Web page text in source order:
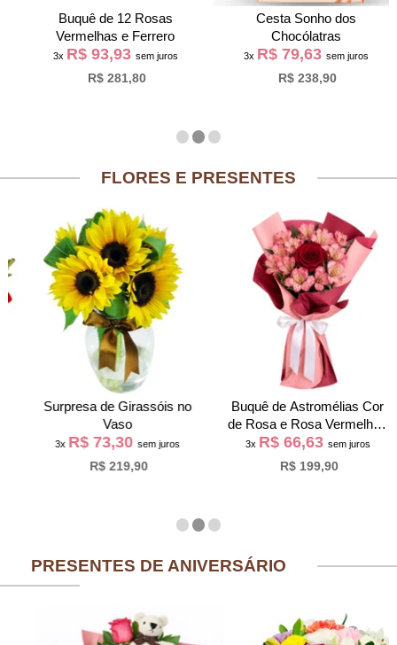
Buquê de 12 Rosas
Vermelhas e Ferrero
3xR$ 93,93sem juros
R$ 281,80
Cesta Sonho dos
Chocólatras
3xR$ 79,63sem juros
R$ 238,90
FLORES E PRESENTES
Surpresa de Girassóis no
Vaso
R$ 73,30sem juros
R$ 219,90
Buquê de Astromélias Cor
de Rosa e Rosa Vermelha -
Serenata
R$ 66,63sem juros
R$ 199,90
PRESENTES DE ANIVERSÁRIO